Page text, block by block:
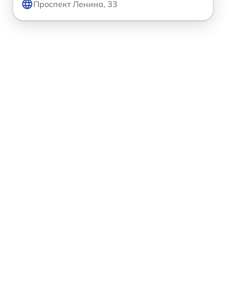
Проспект Ленина, 33